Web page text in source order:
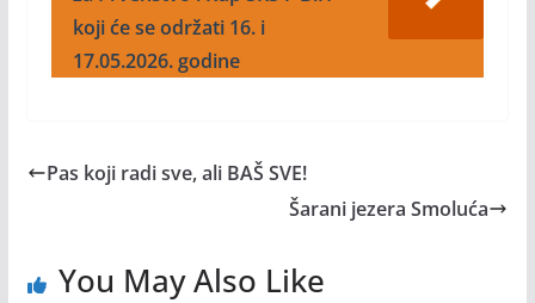
koji će se održati 16. i
17.05.2026. godine
Pas koji radi sve, ali BAŠ SVE!
Šarani jezera Smoluća
You May Also Like